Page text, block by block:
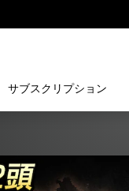
サブスクリプション